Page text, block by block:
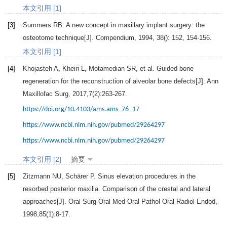
本文引用 [1]
[3] Summers RB . A new concept in maxillary implant surgery: the
osteotome technique[J]. Compendium 1994 38(): 152, 154-156.
本文引用 [1]
[4] Khojasteh A Kheiri Motamedian SR , et al. Guided bone
regeneration for the reconstruction of alveolar bone defects[J]. Ann
Maxillofac Surg 2017 7(2):263-267.
https://doi.org/10.4103/ams.ams_76_17
https://www.ncbi.nlm.nih.gov/pubmed/29264297
https://www.ncbi.nlm.nih.gov/pubmed/29264297
本文引用 [2] 摘要
[5] Zitzmann NU Schärer P. Sinus elevation procedures in the
resorbed posterior maxilla. Comparison of the crestal and lateral
approaches[J]. Oral Surg Oral Med Oral Pathol Oral Radiol Endod
1998 85(1):8-17.